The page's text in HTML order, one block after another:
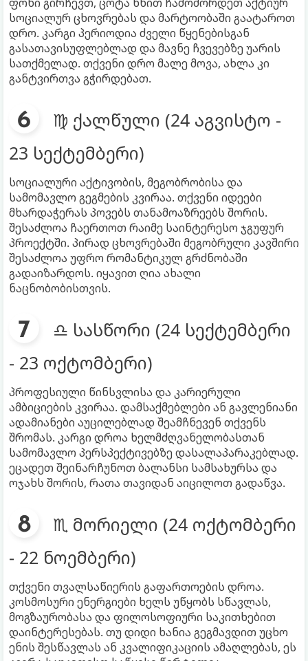
სოციალურ ცხოვრებას და მარტოობაში გაატაროთ
დრო. კარგი პერიოდია ძველი წყენებისგან
გასათავისუფლებლად და მავნე ჩვევებზე უარის
სათქმელად. თქვენი დრო მალე მოვა, ახლა კი
განტვირთვა გჭირდებათ.
♍ ქალწული (24 აგვისტო -
23 სექტემბერი)
სოციალური აქტივობის, მეგობრობისა და
სამომავლო გეგმების კვირაა. თქვენი იდეები
მხარდაჭერას პოვებს თანამოაზრეებს შორის.
შესაძლოა ჩაერთოთ რაიმე საინტერესო ჯგუფურ
პროექტში. პირად ცხოვრებაში მეგობრული კავშირი
შესაძლოა უფრო რომანტიკულ გრძნობაში
გადაიზარდოს. იყავით ღია ახალი
ნაცნობობისთვის.
♎ სასწორი (24 სექტემბერი
- 23 ოქტომბერი)
პროფესიული წინსვლისა და კარიერული
ამბიციების კვირაა. დამსაქმებლები ან გავლენიანი
ადამიანები აუცილებლად შეამჩნევენ თქვენს
შრომას. კარგი დროა ხელმძღვანელობასთან
სამომავლო პერსპექტივებზე დასალაპარაკებლად.
ეცადეთ შეინარჩუნოთ ბალანსი სამსახურსა და
ოჯახს შორის, რათა თავიდან აიცილოთ გადაწვა.
♏ მორიელი (24 ოქტომბერი
- 22 ნოემბერი)
თქვენი თვალსაწიერის გაფართოების დროა.
კოსმოსური ენერგიები ხელს უწყობს სწავლას,
მოგზაურობასა და ფილოსოფიური საკითხებით
დაინტერესებას. თუ დიდი ხანია გეგმავდით უცხო
ენის შესწავლას ან კვალიფიკაციის ამაღლებას, ეს